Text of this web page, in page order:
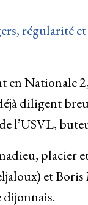
régularité
en Nationale
diligent
l’USVL,
placier
et
dijonnais.